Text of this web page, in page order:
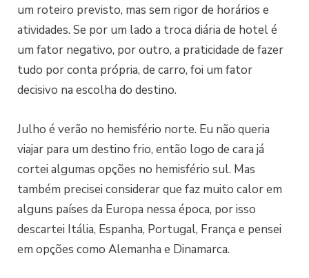
um roteiro previsto, mas sem rigor de horários e
atividades. Se por um lado a troca diária de hotel é
um fator negativo, por outro, a praticidade de fazer
tudo por conta própria, de carro, foi um fator
decisivo na escolha do destino.
Julho é verão no hemisfério norte. Eu não queria
viajar para um destino frio, então logo de cara já
cortei algumas opções no hemisfério sul. Mas
também precisei considerar que faz muito calor em
alguns países da Europa nessa época, por isso
descartei Itália, Espanha, Portugal, França e pensei
em opções como Alemanha e Dinamarca.